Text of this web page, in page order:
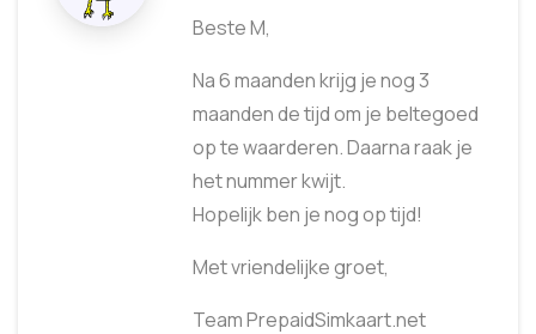
Beste M,
Na 6 maanden krijg je nog 3
maanden de tijd om je beltegoed
op te waarderen. Daarna raak je
het nummer kwijt.
Hopelijk ben je nog op tijd!
Met vriendelijke groet,
Team PrepaidSimkaart.net